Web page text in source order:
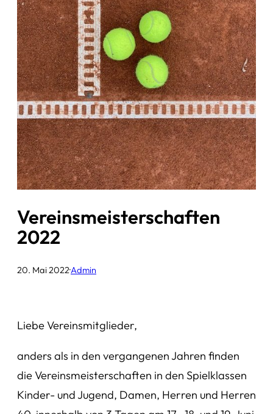
Vereinsmeisterschaften
2022
20. Mai 2022·Admin
Liebe Vereinsmitglieder,
anders als in den vergangenen Jahren finden
die Vereinsmeisterschaften in den Spielklassen
Kinder- und Jugend, Damen, Herren und Herren